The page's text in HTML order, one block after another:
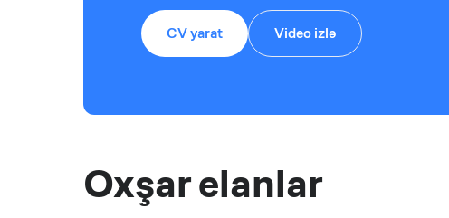
CV yarat Video izlə
Oxşar elanlar